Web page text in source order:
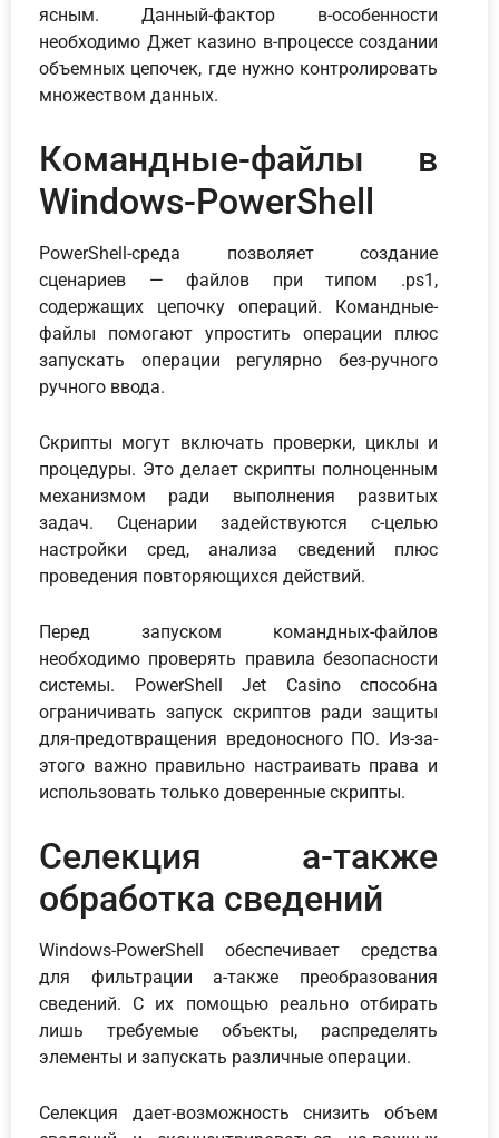
ясным. Данный-фактор в-особенности
необходимо Джет казино в-процессе создании
объемных цепочек, где нужно контролировать
множеством данных.
Командные-файлы в
Windows-PowerShell
PowerShell-среда позволяет создание
сценариев — файлов при типом .ps1,
содержащих цепочку операций. Командные-
файлы помогают упростить операции плюс
запускать операции регулярно без-ручного
ручного ввода.
Скрипты могут включать проверки, циклы и
процедуры. Это делает скрипты полноценным
механизмом ради выполнения развитых
задач. Сценарии задействуются с-целью
настройки сред, анализа сведений плюс
проведения повторяющихся действий.
Перед запуском командных-файлов
необходимо проверять правила безопасности
системы. PowerShell Jet Casino способна
ограничивать запуск скриптов ради защиты
для-предотвращения вредоносного ПО. Из-за-
этого важно правильно настраивать права и
использовать только доверенные скрипты.
Селекция а-также
обработка сведений
Windows-PowerShell обеспечивает средства
для фильтрации а-также преобразования
сведений. С их помощью реально отбирать
лишь требуемые объекты, распределять
элементы и запускать различные операции.
Селекция дает-возможность снизить объем